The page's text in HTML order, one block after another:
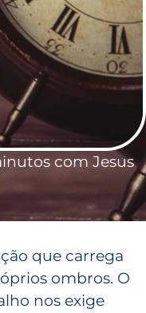
com Jesus
que carrega
ombros. O
nos exige